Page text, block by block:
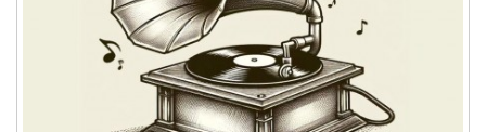
descriptions off, selected
Subtitles
subtitles settings, opens subtitles
settings dialog
subtitles off, selected